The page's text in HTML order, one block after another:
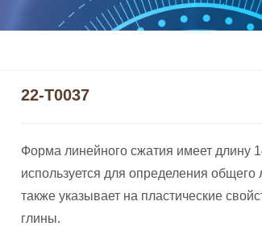
22-T0037
Форма линейного сжатия имеет длину
используется для определения
также указывает на пластические
глины.